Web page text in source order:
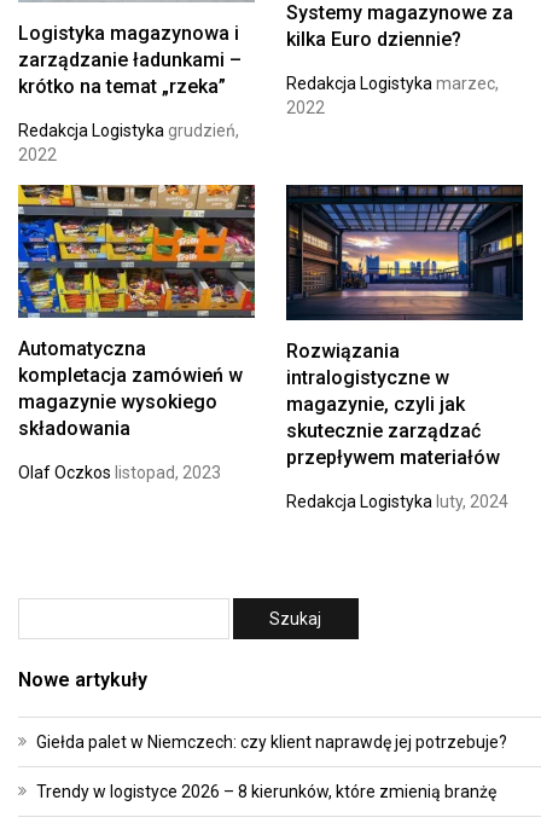
Logistyka magazynowa i
zarządzanie ładunkami –
krótko na temat „rzeka”
Redakcja Logistyka grudzień,
2022
Systemy magazynowe za
kilka Euro dziennie?
Redakcja Logistyka marzec,
2022
Automatyczna
kompletacja zamówień w
magazynie wysokiego
składowania
Olaf Oczkos listopad, 2023
Rozwiązania
intralogistyczne w
magazynie, czyli jak
skutecznie zarządzać
przepływem materiałów
Redakcja Logistyka luty, 2024
Nowe artykuły
Giełda palet w Niemczech: czy klient naprawdę jej potrzebuje?
Trendy w logistyce 2026 – 8 kierunków, które zmienią branżę